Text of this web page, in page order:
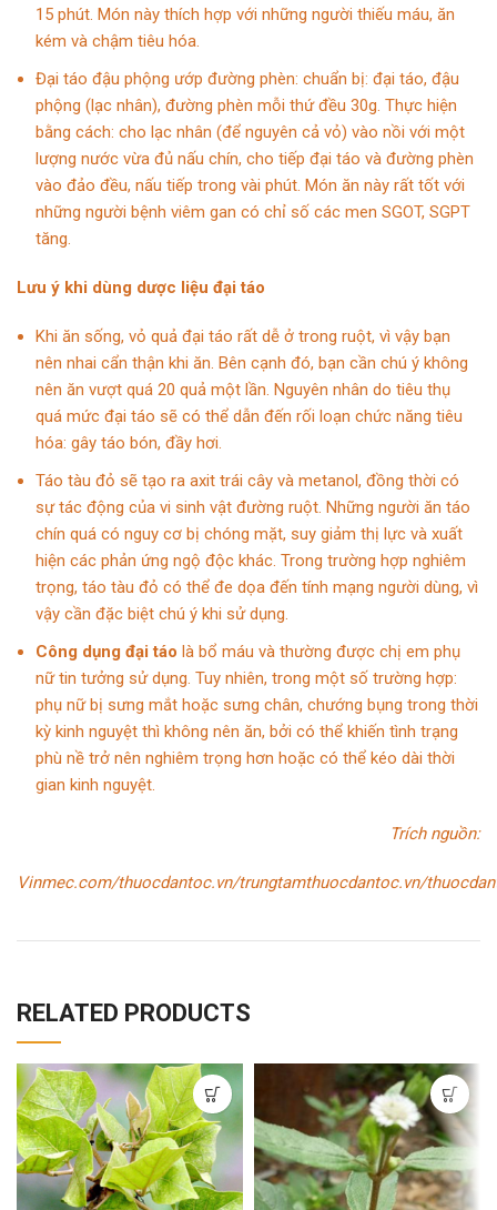
15 phút. Món này thích hợp với những người thiếu máu, ăn
kém và chậm tiêu hóa.
Đại táo đậu phộng ướp đường phèn: chuẩn bị: đại táo, đậu
phộng (lạc nhân), đường phèn mỗi thứ đều 30g. Thực hiện
bằng cách: cho lạc nhân (để nguyên cả vỏ) vào nồi với một
lượng nước vừa đủ nấu chín, cho tiếp đại táo và đường phèn
vào đảo đều, nấu tiếp trong vài phút. Món ăn này rất tốt với
những người bệnh viêm gan có chỉ số các men SGOT, SGPT
tăng.
Lưu ý khi dùng dược liệu đại táo
Khi ăn sống, vỏ quả đại táo rất dễ ở trong ruột, vì vậy bạn
nên nhai cẩn thận khi ăn. Bên cạnh đó, bạn cần chú ý không
nên ăn vượt quá 20 quả một lần. Nguyên nhân do tiêu thụ
quá mức đại táo sẽ có thể dẫn đến rối loạn chức năng tiêu
hóa: gây táo bón, đầy hơi.
Táo tàu đỏ sẽ tạo ra axit trái cây và metanol, đồng thời có
sự tác động của vi sinh vật đường ruột. Những người ăn táo
chín quá có nguy cơ bị chóng mặt, suy giảm thị lực và xuất
hiện các phản ứng ngộ độc khác. Trong trường hợp nghiêm
trọng, táo tàu đỏ có thể đe dọa đến tính mạng người dùng, vì
vậy cần đặc biệt chú ý khi sử dụng.
Công dụng đại táo là bổ máu và thường được chị em phụ
nữ tin tưởng sử dụng. Tuy nhiên, trong một số trường hợp:
phụ nữ bị sưng mắt hoặc sưng chân, chướng bụng trong thời
kỳ kinh nguyệt thì không nên ăn, bởi có thể khiến tình trạng
phù nề trở nên nghiêm trọng hơn hoặc có thể kéo dài thời
gian kinh nguyệt.
Trích nguồn:
Vinmec.com/thuocdantoc.vn/trungtamthuocdantoc.vn/
RELATED PRODUCTS